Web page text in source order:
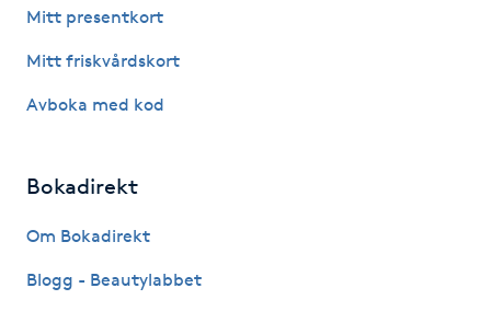
Hårbottenbehandling
Hårvård
Hälsa
Mitt presentkort
Mitt friskvårdskort
Avboka med kod
Bokadirekt
Om Bokadirekt
Blogg - Beautylabbet